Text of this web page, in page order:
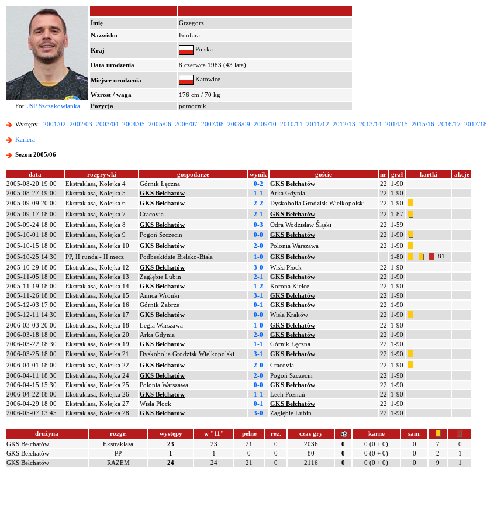
Imię
Grzegorz
Nazwisko
Fonfara
Kraj Polska
Data urodzenia 8 czerwca 1983 (43 lata)
Miejsce urodzenia Katowice
Wzrost / waga
176 cm / 70 kg
Fot: JSP Szczakowianka Pozycja pomocnik
Występy: 2001/02 2002/03 2003/04 2004/05 2005/06 2006/07 2007/08 2008/09 2009/10 2010/11 2011/12 2012/13 2013/14 2014/15 2015/16 2016/17 2017/18
Kariera
Sezon 2005/06
data rozgrywki gospodarze wynik goście nr grał kartki
akcje
2005-08-20 19:00
Ekstraklasa, Kolejka 4 Górnik Łęczna 0-2 GKS Bełchatów 22
1-90
2005-08-27 19:00
Ekstraklasa, Kolejka 5 GKS Bełchatów 1-1 Arka Gdynia 22
1-90
2005-09-09 20:00
Ekstraklasa, Kolejka 6 GKS Bełchatów 2-2 Dyskobolia Grodzisk Wielkopolski 22
1-90
2005-09-17 18:00
Ekstraklasa, Kolejka 7 Cracovia 2-1 GKS Bełchatów 22
1-87
2005-09-24 18:00
Ekstraklasa, Kolejka 8 GKS Bełchatów 0-3 Odra Wodzisław Śląski 22
1-59
2005-10-01 18:00
Ekstraklasa, Kolejka 9 Pogoń Szczecin 0-0 GKS Bełchatów 22
1-90
2005-10-15 18:00
Ekstraklasa, Kolejka 10 GKS Bełchatów 2-0 Polonia Warszawa 22
1-90
2005-10-25 14:30
PP, II runda - II mecz Podbeskidzie Bielsko-Biała 1-0 GKS Bełchatów 1-80
81
2005-10-29 18:00
Ekstraklasa, Kolejka 12 GKS Bełchatów 3-0 Wisła Płock 22
1-90
2005-11-05 18:00
Ekstraklasa, Kolejka 13 Zagłębie Lubin 2-1 GKS Bełchatów 22
1-90
2005-11-19 18:00
Ekstraklasa, Kolejka 14 GKS Bełchatów 1-2 Korona Kielce 22
1-90
2005-11-26 18:00
Ekstraklasa, Kolejka 15 Amica Wronki 3-1 GKS Bełchatów 22
1-90
2005-12-03 17:00
Ekstraklasa, Kolejka 16 Górnik Zabrze 0-1 GKS Bełchatów 22
1-90
2005-12-11 14:30
Ekstraklasa, Kolejka 17 GKS Bełchatów 0-0 Wisła Kraków 22
1-90
2006-03-03 20:00
Ekstraklasa, Kolejka 18 Legia Warszawa 1-0 GKS Bełchatów 22
1-90
2006-03-18 18:00
Ekstraklasa, Kolejka 20 Arka Gdynia 2-0 GKS Bełchatów 22
1-90
2006-03-22 18:30
Ekstraklasa, Kolejka 19 GKS Bełchatów 1-1 Górnik Łęczna 22
1-90
2006-03-25 18:00
Ekstraklasa, Kolejka 21 Dyskobolia Grodzisk Wielkopolski 3-1 GKS Bełchatów 22
1-90
2006-04-01 18:00
Ekstraklasa, Kolejka 22 GKS Bełchatów 2-0 Cracovia 22
1-90
2006-04-11 18:30
Ekstraklasa, Kolejka 24 GKS Bełchatów 2-0 Pogoń Szczecin 22
1-90
2006-04-15 15:30
Ekstraklasa, Kolejka 25 Polonia Warszawa 0-0 GKS Bełchatów 22
1-90
2006-04-22 18:00
Ekstraklasa, Kolejka 26 GKS Bełchatów 1-1 Lech Poznań 22
1-90
2006-04-29 18:00
Ekstraklasa, Kolejka 27 Wisła Płock 0-1 GKS Bełchatów 22
1-90
2006-05-07 13:45
Ekstraklasa, Kolejka 28 GKS Bełchatów 3-0 Zagłębie Lubin 22 1-90
drużyna rozgr. występy w "11" pełne rez. czas gry karne
sam.
GKS Bełchatów
Ekstraklasa 23 23 21 0 2036 0 0 (0 + 0) 0 7
0
GKS Bełchatów
PP 1 1 0 0 80 0 0 (0 + 0) 0 2
1
GKS Bełchatów
RAZEM 24 24 21 0 2116 0 0 (0 + 0) 0 9 1